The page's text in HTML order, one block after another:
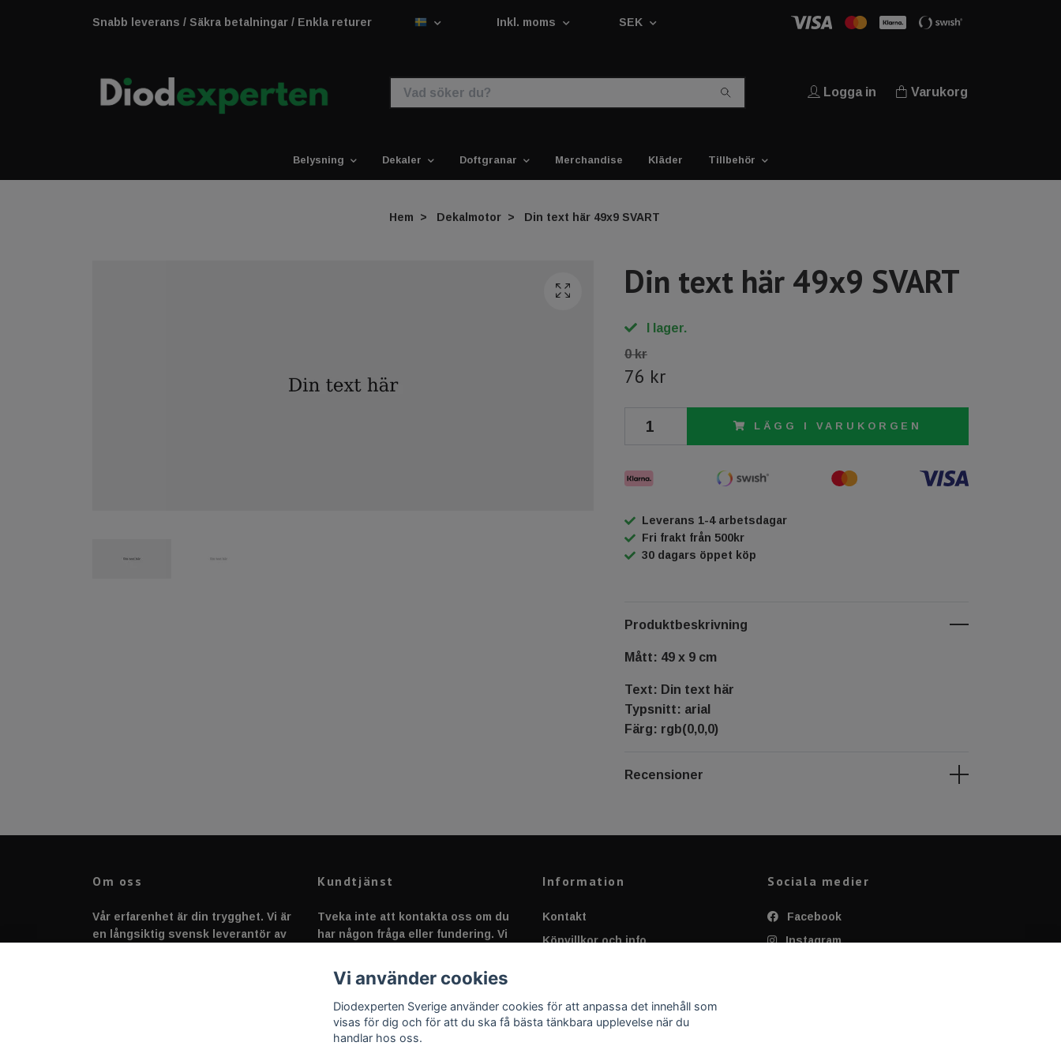
Snabb leverans / Säkra betalningar / Enkla returer Inkl. moms SEK
Logga in Varukorg
Belysning Dekaler Doftgranar Merchandise Kläder Tillbehör
Hem Dekalmotor Din text här 49x9 SVART
Din text här 49x9 SVART
I lager.
0 kr
76 kr
LÄGG I VARUKORGEN
Leverans 1-4 arbetsdagar
Fri frakt från 500kr
30 dagars öppet köp
Produktbeskrivning
Mått: 49 x 9 cm
Text: Din text här
Typsnitt: arial
Färg: rgb(0,0,0)
Recensioner
Om oss
Vår erfarenhet är din trygghet. Vi är
en långsiktig svensk leverantör av
Kundtjänst
Tveka inte att kontakta oss om du
har någon fråga eller fundering. Vi
Information
Kontakt
Köpvillkor och info
Applicering av Dekal
Sociala medier
Facebook
Instagram
Vi använder cookies
Diodexperten Sverige använder cookies för att anpassa det innehåll som
visas för dig och för att du ska få bästa tänkbara upplevelse när du
handlar hos oss.